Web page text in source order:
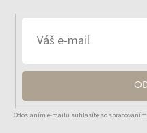
Odoslaním e-mailu súhlasíte so